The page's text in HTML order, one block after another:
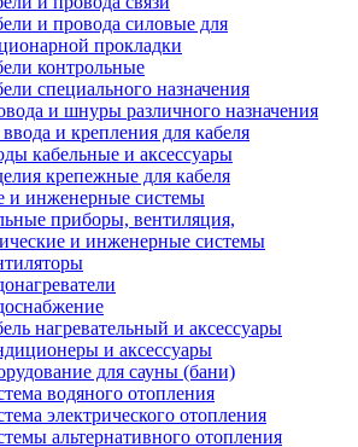
и провода силовые для
прокладки
контрольные
специального назначения
и шнуры различного назначения
и крепления для кабеля
кабельные и аксессуары
крепежные для кабеля
и инженерные системы
приборы, вентиляция,
и инженерные системы
нагревательный и аксессуары
и аксессуары
для сауны (бани)
водяного отопления
электрического отопления
альтернативного отопления